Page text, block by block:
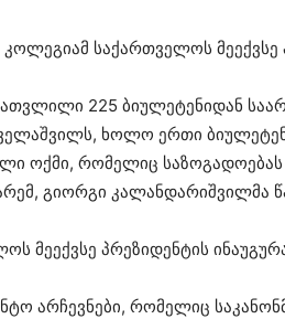
კოლეგიამ საქართველოს
225 ბიულეტენიდან
ხოლო ერთი
ოქმი, რომელიც
გიორგი კალანდარიშვილმა
მეექვსე პრეზიდენტის
არჩევნები, რომელიც